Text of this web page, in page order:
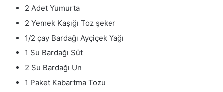
2 Adet Yumurta
2 Yemek Kaşığı Toz şeker
1/2 çay Bardağı Ayçiçek Yağı
1 Su Bardağı Süt
2 Su Bardağı Un
1 Paket Kabartma Tozu